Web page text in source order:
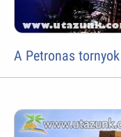
A Petronas